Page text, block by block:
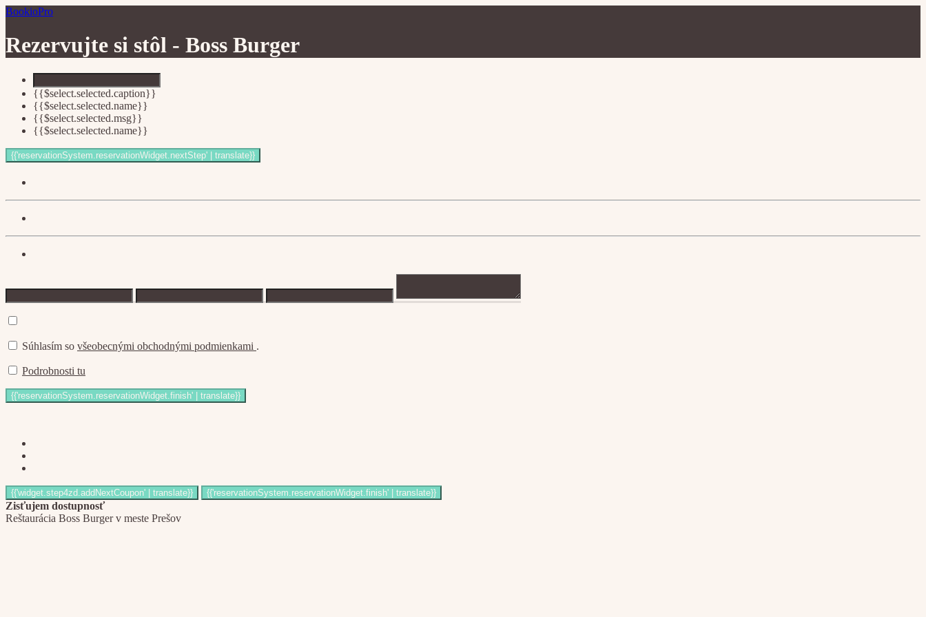
BookioPro
Rezervujte si stôl - Boss Burger
{{$select.selected.caption}}
{{$select.selected.name}}
{{$select.selected.msg}}
{{$select.selected.name}}
Súhlasím so všeobecnými obchodnými podmienkami .
Podrobnosti tu
Zisťujem dostupnosť
Reštaurácia Boss Burger v meste Prešov